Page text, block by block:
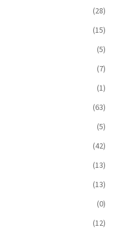
(28)
(15)
(5)
(7)
(1)
(63)
(5)
(42)
(13)
(13)
(0)
(12)